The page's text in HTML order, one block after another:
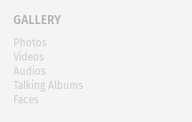
GALLERY
Photos
Videos
Audios
Talking Albums
Faces